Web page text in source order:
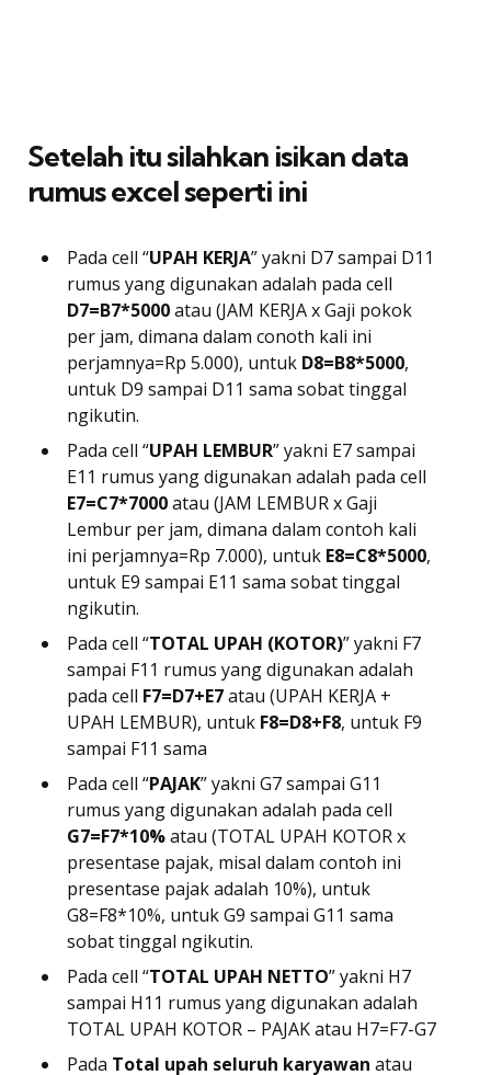
Setelah itu silahkan isikan data
rumus excel seperti ini
Pada cell “UPAH KERJA” yakni D7 sampai D11
rumus yang digunakan adalah pada cell
D7=B7*5000atau (JAM KERJA x Gaji pokok
per jam, dimana dalam conoth kali ini
perjamnya=Rp 5.000), untuk D8=B8*5000,
untuk D9 sampai D11 sama sobat tinggal
ngikutin.
Pada cell “UPAH LEMBUR” yakni E7 sampai
E11 rumus yang digunakan adalah pada cell
E7=C7*7000atau (JAM LEMBUR x Gaji
Lembur per jam, dimana dalam contoh kali
ini perjamnya=Rp 7.000), untuk E8=C8*5000,
untuk E9 sampai E11 sama sobat tinggal
ngikutin.
Pada cell “TOTAL UPAH (KOTOR)” yakni F7
sampai F11 rumus yang digunakan adalah
pada cell F7=D7+E7atau (UPAH KERJA +
UPAH LEMBUR), untuk F8=D8+F8, untuk F9
sampai F11 sama
Pada cell “PAJAK” yakni G7 sampai G11
rumus yang digunakan adalah pada cell
G7=F7*10%atau (TOTAL UPAH KOTOR x
presentase pajak, misal dalam contoh ini
presentase pajak adalah 10%), untuk
G8=F8*10%, untuk G9 sampai G11 sama
sobat tinggal ngikutin.
Pada cell “TOTAL UPAH NETTO” yakni H7
sampai H11 rumus yang digunakan adalah
TOTAL UPAH KOTOR – PAJAK atau H7=F7-G7
Pada Total upah seluruh karyawan atau